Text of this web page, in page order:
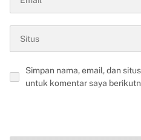
Simpan nama, email, dan
untuk komentar saya